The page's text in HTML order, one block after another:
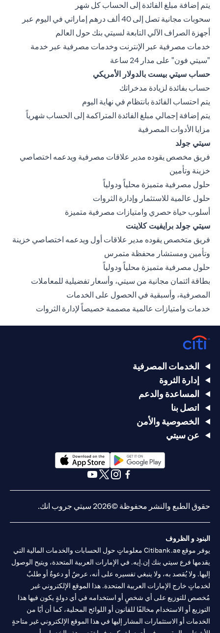
يتم إضافة مبلغ الفائدة إلى الحساب كل شهر
سحوبات مجانية تصل إلى 40 ألف درهم إماراتي في اليوم عبر
أجهزة الصراف الآلي التابعة لسيتي بنك حول العالم
خدمات مصرفية عبر الإنترنت وخدمات مصرفية عبر خدمة
"سيتي فون" على مدار 24 ساعة
حساب سيتي بيست بالدولار الأمريكي
حساب بفائدة لزيادة مدخراتك
يتم احتساب الفائدة بانتظام في نهاية اليوم
يتم إضافة إجمالي مبلغ الفائدة المتراكمة إلى الحساب شهرياً
مزايا الأدوات المصرفية
سيتي جولد
فريق مخصص يقوده مدير علاقات مصرفية ويدعمه اختصاصي
خزينة وتأمين
حلول مصرفية متميزة محلياً ودولياً
حلول عالمية للاستثمار وإدارة الثروات
أسلوب حياة حصري وامتيازات مصرفية متميزة
سيتي جولد برايفيت كلاينت
فريق متخصص يقوده مدير علاقات أول ويدعمه اختصاصي خزينة
وتأمين ومستشار محفظة متمرس
حلول مصرفية متميزة محلياً ودولياً
بطاقة ائتمان مجانية من سيتي، وأسعار تفضيلية للمعاملات
المصرفية، وأسبقية في الحصول على الخدمات
خدمات وامتيازات عالمية مصممة خصيصاً لإدارة الثروات
الخدمات المصرفية
إدارة الثروة
المساعدة والدعم
اتصل بنا
الخصوصية والأمن
عن سيتي
(opens in a new tab)
حقوق الطبع والنشر محفوظة ©2026 سيتي جروب انك.
البنود و الظروف
يوفر موقع Citibank.ae معلوماتٍ حول الحسابات والخدمات المالية التي
يقدمها فرع سيتي بنك إن.إيه. في الإمارات العربية المتحدة، ويتيح الوصول
إليها. ولا يُقصد به، ولا ينبغي تفسيره على أنه، عرضٌ أو دعوةٌ أو طلبٌ
لخدماتٍ خارج الإمارات العربية المتحدة. هذا الموقع الإلكتروني غير
مُخصص للتوزيع على أي شخصٍ أو استخدامه في أي دولةٍ يكون فيها هذا
التوزيع أو الاستخدام مخالفًا للقانون أو اللوائح المحلية، كما أن أيًا من
الخدمات أو الاستثمارات المشار إليها في هذا الموقع الإلكتروني غير متاحةٍ